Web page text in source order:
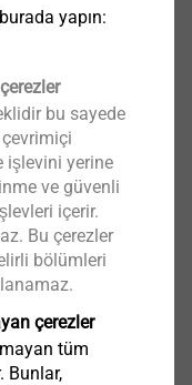
montajı için
yapın:
bu sayede
işlevini yerine
ve güvenli
içerir.
Bu çerezler
bölümleri
çerezler
tüm
Bunlar,